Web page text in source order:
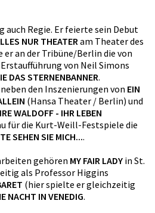
auch Regie. Er feierte sein Debut
NUR THEATER am Theater des
er an der Tribüne/Berlin die von
von Neil Simons
DAS STERNENBANNER.
den Inszenierungen von EIN
(Hansa Theater / Berlin) und
WALDOFF - IHR LEBEN
für die Kurt-Weill-Festspiele die
SEHEN SIE MICH....
gehören MY FAIR LADY in St.
als Professor Higgins
(hier spielte er gleichzeitig
NACHT IN VENEDIG.